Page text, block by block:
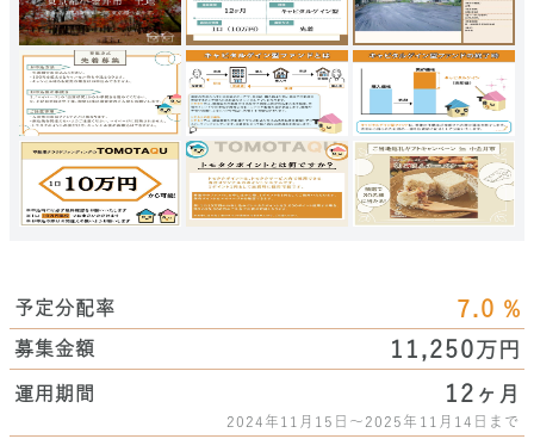
予定分配率 7.0 %
募集金額 11,250万円
運用期間 12 ヶ月
2024年11月15日～2025年11月14日まで